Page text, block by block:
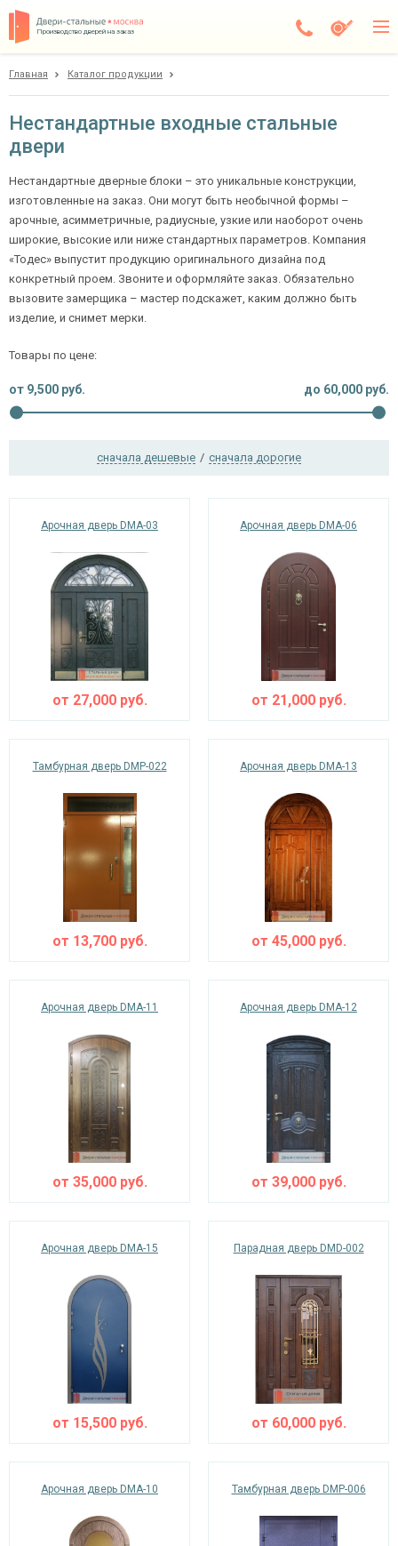
Производство дверей на заказ
Доставка
Установка
Галерея
Акции
Покупателям
Контакты
Ежедневно с 08:00 до 24:00
+7 (495) 409-24-70
Главная Каталог продукции
Нестандартные входные стальные
двери
Нестандартные дверные блоки – это уникальные конструкции,
изготовленные на заказ. Они могут быть необычной формы –
арочные, асимметричные, радиусные, узкие или наоборот очень
широкие, высокие или ниже стандартных параметров. Компания
«Тодес» выпустит продукцию оригинального дизайна под
конкретный проем. Звоните и оформляйте заказ. Обязательно
вызовите замерщика – мастер подскажет, каким должно быть
изделие, и снимет мерки.
Товары по цене:
от 9,500 руб. до 60,000 руб.
сначала дешевые / сначала дорогие
Арочная дверь DMA-03
от 27,000руб.
Арочная дверь DMA-06
от 21,000руб.
Тамбурная дверь DMP-022
от 13,700руб.
Арочная дверь DMA-13
от 45,000руб.
Арочная дверь DMA-11
от 35,000руб.
Арочная дверь DMA-12
от 39,000руб.
Арочная дверь DMA-15
от 15,500руб.
Парадная дверь DMD-002
от 60,000руб.
Арочная дверь DMA-10 Тамбурная дверь DMP-006